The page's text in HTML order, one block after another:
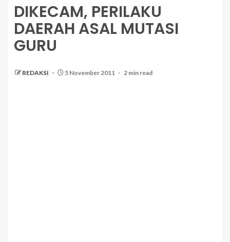
DIKECAM, PERILAKU
DAERAH ASAL MUTASI
GURU
REDAKSI 5 November 2011 2 min read